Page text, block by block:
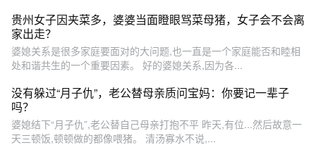
贵州女子因夹菜多，婆婆当面瞪眼骂菜母猪，女子会不会离
家出走？
婆媳关系是很多家庭要面对的大问题,也一直是一个家庭能否和睦相
处和谐共生的一个重要因素。 好的婆媳关系,因为各...
没有躲过“月子仇”，老公替母亲质问宝妈：你要记一辈子
吗？
婆媳结下“月子仇”,老公替自己母亲打抱不平 昨天,有位...然后故意一
天三顿饭,顿顿做的都像喂猪。 清汤寡水不说,...